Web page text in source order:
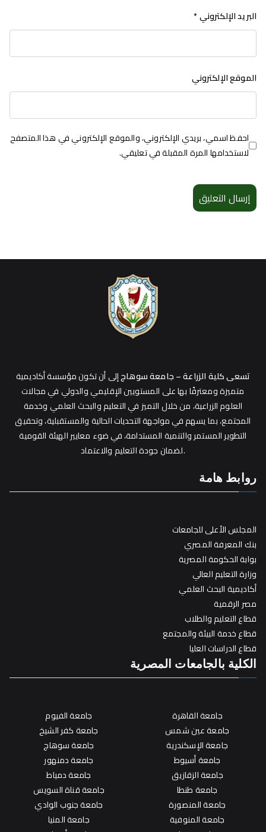
البريد الإلكتروني*
الموقع الإلكتروني
احفظ اسمي، بريدي الإلكتروني، والموقع الإلكتروني في هذا المتصفح
لاستخدامها المرة المقبلة في تعليقي.
تسعى كلية الزراعة – جامعة سوهاجإلى أن تكون مؤسسة أكاديمية
متميزة ومعترفًا بها على المستويين الإقليمي والدولي في مجالات
العلوم الزراعية، من خلال التميز في التعليم والبحث العلمي وخدمة
المجتمع، بما يسهم في مواجهة التحديات الحالية والمستقبلية، وتحقيق
التطوير المستمر والتنمية المستدامة، في ضوء معايير الهيئة القومية
لضمان جودة التعليم والاعتماد.
روابط هامة
المجلس الأعلى للجامعات
بنك المعرفة المصري
بوابة الحكومة المصرية
وزارة التعليم العالي
أكاديمية البحث العلمي
مصر الرقمية
قطاع التعليم والطلاب
قطاع خدمة البيئة والمجتمع
قطاع الدراسات العليا
الكلية بالجامعات المصرية
جامعة القاهرة
جامعة عين شمس
جامعة الإسكندرية
جامعة أسيوط
جامعة الزقازيق
جامعة طنطا
جامعة المنصورة
جامعة المنوفية
جامعة الفيوم
جامعة كفر الشيخ
جامعة سوهاج
جامعة دمنهور
جامعة دمياط
جامعة قناة السويس
جامعة جنوب الوادي
جامعة المنيا